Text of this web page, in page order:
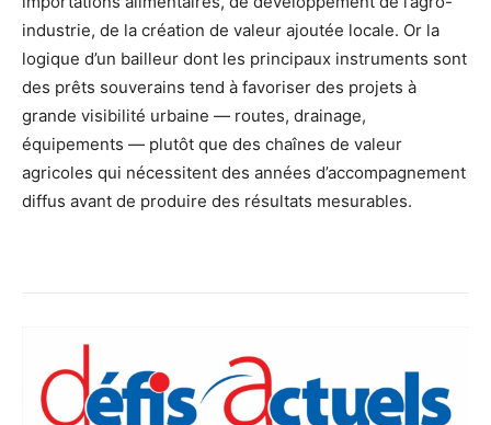
industrie, de la création de valeur ajoutée locale. Or la
logique d’un bailleur dont les principaux instruments sont
des prêts souverains tend à favoriser des projets à
grande visibilité urbaine — routes, drainage,
équipements — plutôt que des chaînes de valeur
agricoles qui nécessitent des années d’accompagnement
diffus avant de produire des résultats mesurables.